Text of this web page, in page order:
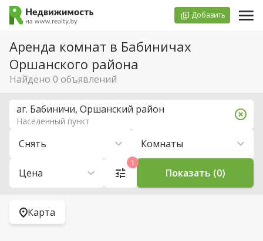
Добавить
Аренда комнат в Бабиничах
Оршанского района
Найдено 0 объявлений
Снять Комнаты
Цена
аг. Бабиничи, Оршанский район
Населенный пункт
1
Показать (0)
Карта